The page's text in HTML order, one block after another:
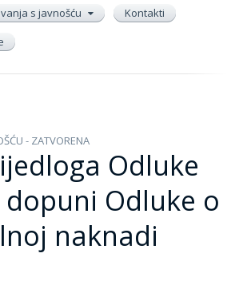
s javnošću
Kontakti
- ZATVORENA
Odluke
Odluke o
naknadi